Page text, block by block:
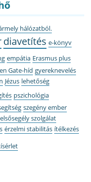
hálózatból.
diavetítés e-könyv
empátia Erasmus plus
Gate-híd gyereknevelés
Jézus lehetőség
pszichológia
szegény ember
szolgálat
érzelmi stabilitás ítélkezés